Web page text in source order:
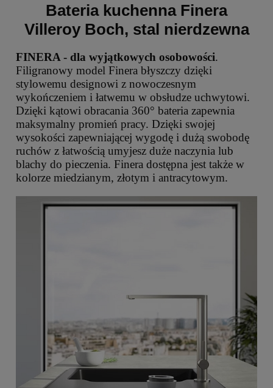
Bateria kuchenna Finera
Villeroy Boch, stal nierdzewna
FINERA - dla wyjątkowych osobowości.
Filigranowy model Finera błyszczy dzięki
stylowemu designowi z nowoczesnym
wykończeniem i łatwemu w obsłudze uchwytowi.
Dzięki kątowi obracania 360° bateria zapewnia
maksymalny promień pracy. Dzięki swojej
wysokości zapewniającej wygodę i dużą swobodę
ruchów z łatwością umyjesz duże naczynia lub
blachy do pieczenia. Finera dostępna jest także w
kolorze miedzianym, złotym i antracytowym.